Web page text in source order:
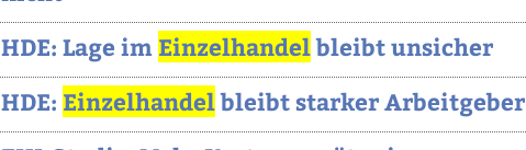
HDE: Lage im Einzelhandelbleibt unsicher
HDE: Einzelhandelbleibt starker Arbeitgeber